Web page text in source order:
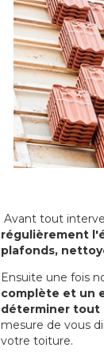
Avant tout
régulièrement
plafonds,
Ensuite une fois
complète et un
déterminer tout
mesure de vous
votre toiture.